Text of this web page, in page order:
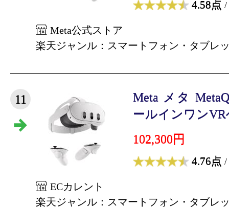
4.58点 /
Meta公式ストア
楽天ジャンル：スマートフォン・タブレ
11
Meta メタ
ールインワン
102,300円
4.76点 /
ECカレント
楽天ジャンル：スマートフォン・タブレ